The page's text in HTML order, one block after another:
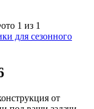
1 из 1
для сезонного
от